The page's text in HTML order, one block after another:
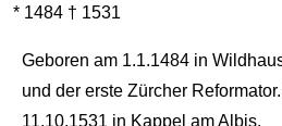
* 1484 † 1531
Geboren am 1.1.1484 in
und der erste Zürcher
11.10.1531 in Kappel am Albis.